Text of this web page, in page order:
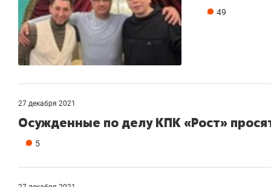
49
27 декабря 2021
Осужденные по делу КПК «Рост»
5